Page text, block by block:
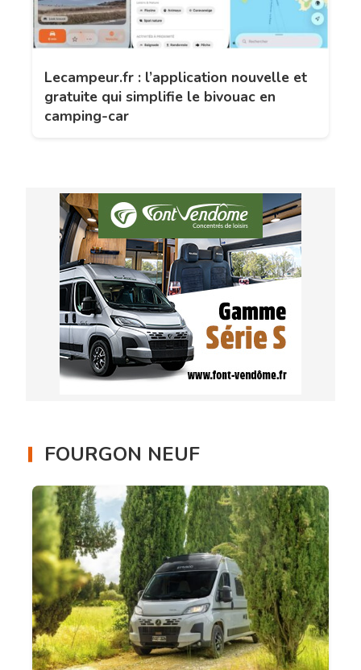
Lecampeur.fr : l’application nouvelle et
gratuite qui simplifie le bivouac en
camping-car
FOURGON NEUF